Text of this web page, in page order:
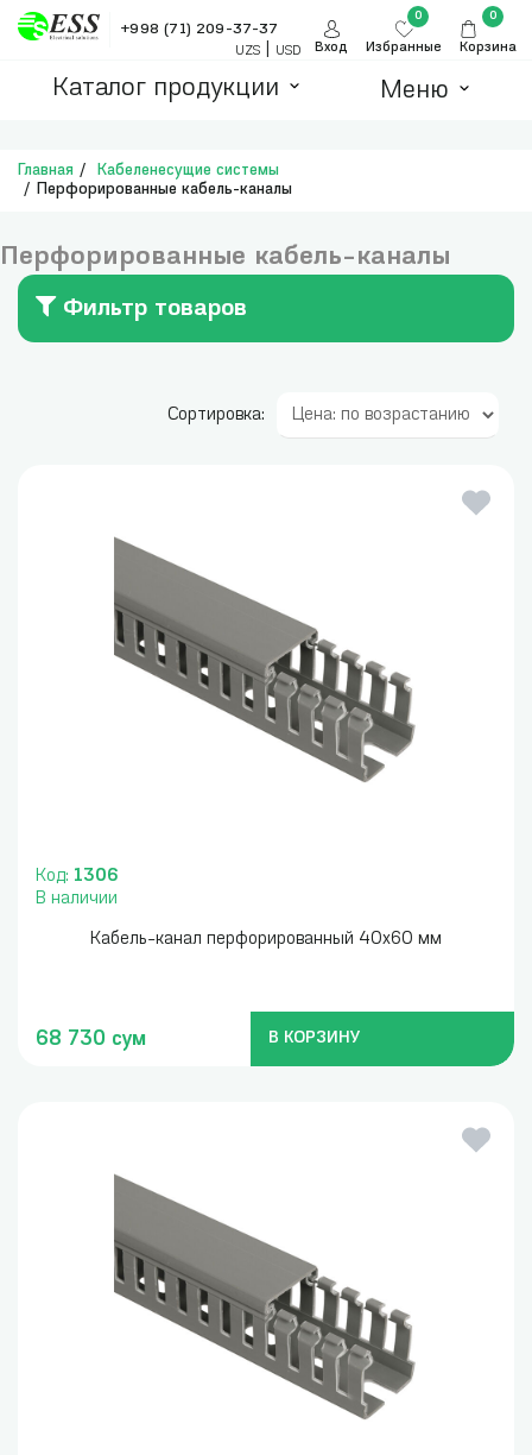
+998 (71) 209-37-37
UZS USD Вход Избранные
0
Корзина
0
Каталог продукции Меню
Главная
Кабеленесущие системы
Перфорированные кабель-каналы
Перфорированные кабель-каналы
Фильтр товаров
Сортировка:
Код: 1306
В наличии
Кабель-канал перфорированный 40x60 мм
68 730 сум В КОРЗИНУ